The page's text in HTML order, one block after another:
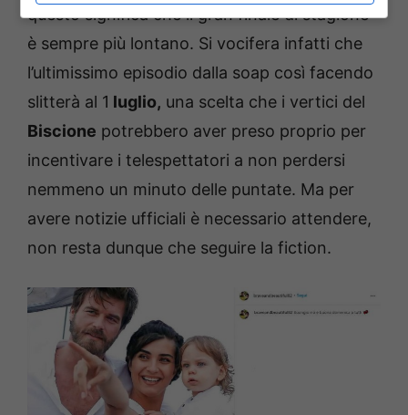
questo significa che il gran finale di stagione
è sempre più lontano. Si vocifera infatti che
l’ultimissimo episodio dalla soap così facendo
slitterà al 1 luglio, una scelta che i vertici del
Biscione potrebbero aver preso proprio per
incentivare i telespettatori a non perdersi
nemmeno un minuto delle puntate. Ma per
avere notizie ufficiali è necessario attendere,
non resta dunque che seguire la fiction.